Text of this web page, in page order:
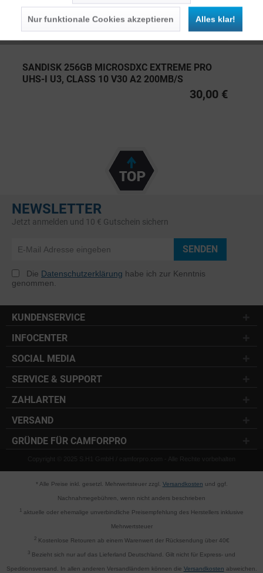
SANDISK 256GB MICROSDXC EXTREME PRO
UHS-I U3, CLASS 10 V30 A2 200MB/S
30,00 €
NEWSLETTER
Jetzt anmelden und 10 € Gutschein sichern
SENDEN
Die Datenschutzerklärung habe ich zur Kenntnis
genommen.
KUNDENSERVICE
INFOCENTER
SOCIAL MEDIA
SERVICE & SUPPORT
ZAHLARTEN
VERSAND
GRÜNDE FÜR CAMFORPRO
Copyright © 2025 S.H1 GmbH / camforpro.com - Alle Rechte vorbehalten
* Alle Preise inkl. gesetzl. Mehrwertsteuer zzgl. Versandkosten und ggf.
Nachnahmegebühren, wenn nicht anders beschrieben
aktuelle oder ehemalige unverbindliche Preisempfehlung des Herstellers inklusive
Mehrwertsteuer
2Kostenlose Retouren ab einem Warenwert der Rücksendung über 40€
3 Bezieht sich nur auf das Lieferland Deutschland. Gilt nicht für Express- und
Speditionsversand. In allen anderen Versandländern können die Versandkosten abweichen.
Nur funktionale Cookies akzeptieren Alles klar!